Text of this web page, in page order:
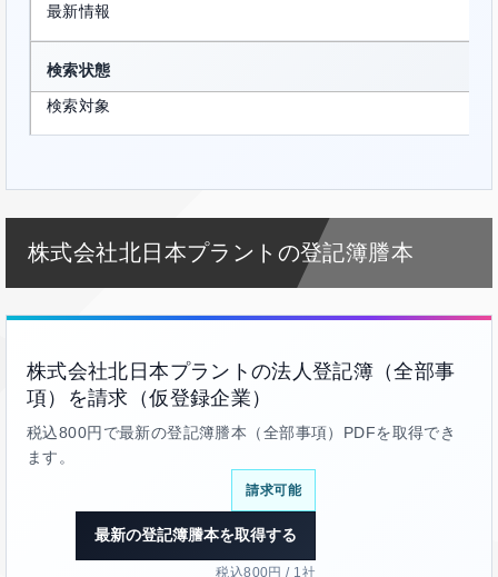
最新情報
検索状態
検索対象
株式会社北日本プラントの登記簿謄本
株式会社北日本プラントの法人登記簿（全部事
項）を請求（仮登録企業）
税込800円で最新の登記簿謄本（全部事項）PDFを取得でき
ます。
請求可能
最新の登記簿謄本を取得する
税込800円 / 1社